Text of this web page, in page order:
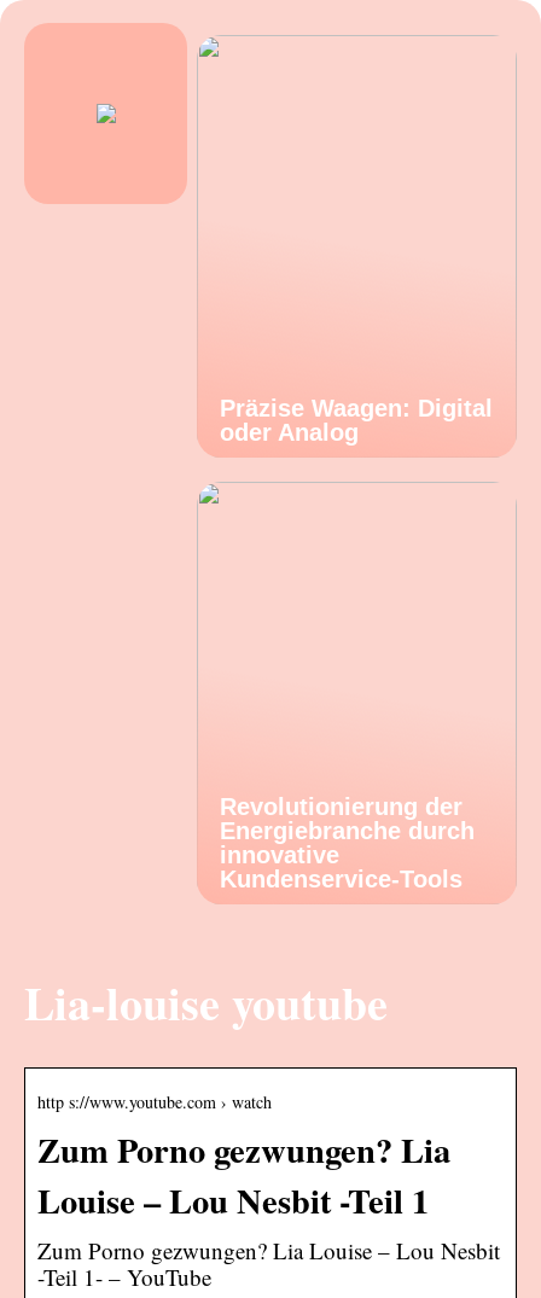
Präzise Waagen: Digital
oder Analog
Revolutionierung der
Energiebranche durch
innovative
Kundenservice-Tools
Lia-louise youtube
http s://www.youtube.com › watch
Zum Porno gezwungen? Lia
Louise – Lou Nesbit -Teil 1
Zum Porno gezwungen? Lia Louise – Lou Nesbit
-Teil 1- – YouTube